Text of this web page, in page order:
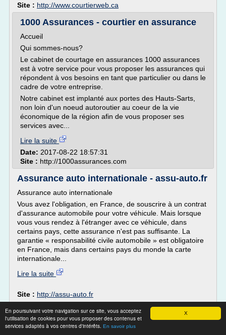
X
En poursuivant votre navigation sur ce site, vous acceptez
l'utilisation de cookies pour vous proposer des contenus et
services adaptés à vos centres d'intérêts. En savoir plus
Site : http://www.courtierweb.ca
1000 Assurances - courtier en assurance
Accueil
Qui sommes-nous?
Le cabinet de courtage en assurances 1000 assurances
est à votre service pour vous proposer les assurances qui
répondent à vos besoins en tant que particulier ou dans le
cadre de votre entreprise.
Notre cabinet est implanté aux portes des Hauts-Sarts,
non loin d'un noeud autoroutier au coeur de la vie
économique de la région afin de vous proposer ses
services avec...
Lire la suite
Date: 2017-08-22 18:57:31
Site : http://1000assurances.com
Assurance auto internationale - assu-auto.fr
Assurance auto internationale
Vous avez l'obligation, en France, de souscrire à un contrat
d'assurance automobile pour votre véhicule. Mais lorsque
vous vous rendez à l'étranger avec ce véhicule, dans
certains pays, cette assurance n'est pas suffisante. La
garantie « responsabilité civile automobile » est obligatoire
en France, mais dans certains pays du monde la carte
internationale...
Lire la suite
Site : http://assu-auto.fr
assurance auto en cas d'accident/
assurance auto en cas d accident
contrats d
assurance auto/contrat d'assurance automobile en tunisie